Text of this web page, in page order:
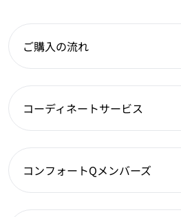
ご購入の流れ
コーディネートサービス
コンフォートQメンバーズ